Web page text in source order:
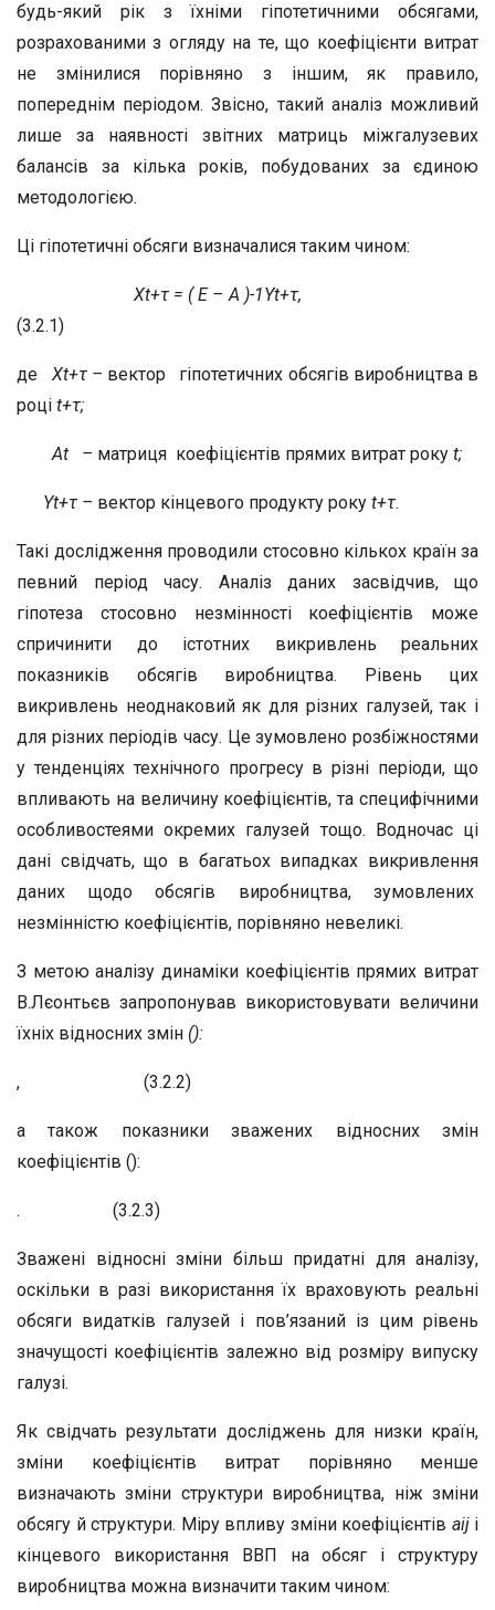
будь-який рік з їхніми гіпотетичними обсягами,
розрахованими з огляду на те, що коефіцієнти витрат
не змінилися порівняно з іншим, як правило,
попереднім періодом. Звісно, такий аналіз можливий
лише за наявності звітних матриць міжгалузевих
балансів за кілька років, побудованих за єдиною
методологією.
Ці гіпотетичні обсяги визначалися таким чином:
Xt+τ= ( E – A )-1Yt+τ,
(3.2.1)
де Xt+τ – вектор гіпотетичних обсягів виробництва в
році t+τ;
At – матриця коефіцієнтів прямих витрат року t;
Yt+τ – вектор кінцевого продукту року t+τ.
Такі дослідження проводили стосовно кількох країн за
певний період часу. Аналіз даних засвідчив, що
гіпотеза стосовно незмінності коефіцієнтів може
спричинити до істотних викривлень реальних
показників обсягів виробництва. Рівень цих
викривлень неоднаковий як для різних галузей, так і
для різних періодів часу. Це зумовлено розбіжностями
у тенденціях технічного прогресу в різні періоди, що
впливають на величину коефіцієнтів, та специфічними
особливостеями окремих галузей тощо. Водночас ці
дані свідчать, що в багатьох випадках викривлення
даних щодо обсягів виробництва, зумовлених
незмінністю коефіцієнтів, порівняно невеликі.
З метою аналізу динаміки коефіцієнтів прямих витрат
В.Лєонтьєв запропонував використовувати величини
їхніх відносних змін ():
, (3.2.2)
а також показники зважених відносних змін
коефіцієнтів ():
. (3.2.3)
Зважені відносні зміни більш придатні для аналізу,
оскільки в разі використання їх враховують реальні
обсяги видатків галузей і пов’язаний із цим рівень
значущості коефіцієнтів залежно від розміру випуску
галузі.
Як свідчать результати досліджень для низки країн,
зміни коефіцієнтів витрат порівняно менше
визначають зміни структури виробництва, ніж зміни
обсягу й структури. Міру впливу зміни коефіцієнтів аijі
кінцевого використання ВВП на обсяг і структуру
виробництва можна визначити таким чином: